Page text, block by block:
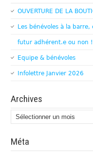
OUVERTURE DE LA
Les bénévoles à la
futur adhérent.e ou non !
Equipe & bénévoles
Infolettre Janvier 2026
Archives
Archives
Méta